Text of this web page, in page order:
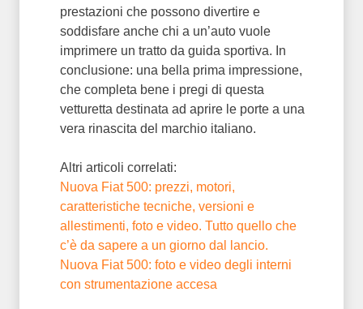
prestazioni che possono divertire e
soddisfare anche chi a un’auto vuole
imprimere un tratto da guida sportiva. In
conclusione: una bella prima impressione,
che completa bene i pregi di questa
vetturetta destinata ad aprire le porte a una
vera rinascita del marchio italiano.
Altri articoli correlati:
Nuova Fiat 500: prezzi, motori,
caratteristiche tecniche, versioni e
allestimenti, foto e video. Tutto quello che
c’è da sapere a un giorno dal lancio.
Nuova Fiat 500: foto e video degli interni
con strumentazione accesa